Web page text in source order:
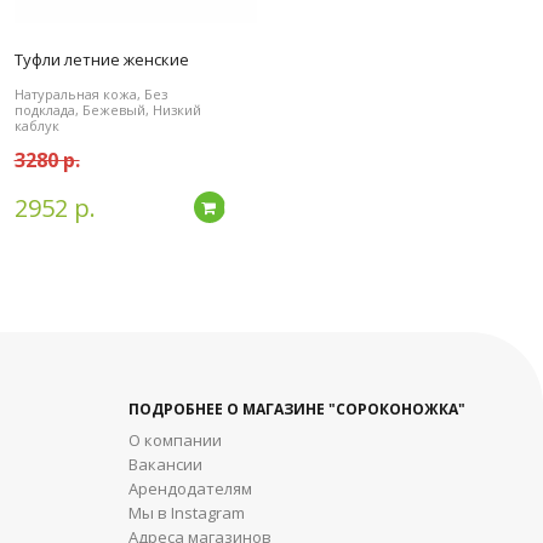
Туфли летние женские
Натуральная кожа, Без
подклада, Бежевый, Низкий
каблук
3280 р.
2952 р. Подробнее
ПОДРОБНЕЕ О МАГАЗИНЕ "СОРОКОНОЖКА"
О компании
Вакансии
Арендодателям
Мы в Instagram
Адреса магазинов